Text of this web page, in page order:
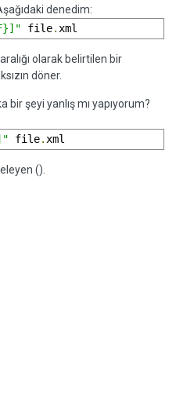
denedim:
file. xml
olarak belirtilen bir
döner.
bir şeyi yanlış mı yapıyorum?
file. xml
().